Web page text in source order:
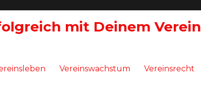
mit Deinem Verein
Vereinswachstum Vereinsrecht